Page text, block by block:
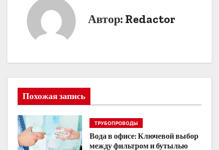
и
я
п
Автор: Redactor
Похожая запись
ТРУБОПРОВОДЫ
Вода в офисе: Ключевой выбор
между фильтром и бутылью